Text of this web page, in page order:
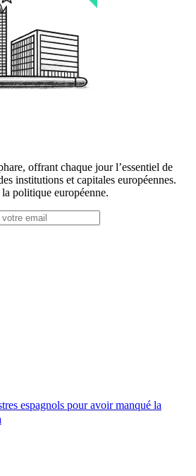
offrant chaque jour l’essentiel de
institutions et capitales européennes.
politique européenne.
espagnols pour avoir manqué la